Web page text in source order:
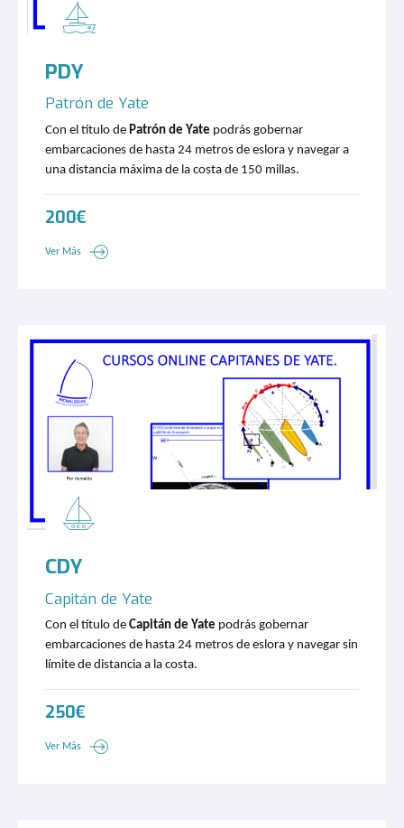
PDY
Patrón de Yate
Con el título de Patrón de Yate podrás gobernar
embarcaciones de hasta 24 metros de eslora y navegar a
una distancia máxima de la costa de 150 millas.
200€
Ver Más
CDY
Capitán de Yate
Con el título de Capitán de Yate podrás gobernar
embarcaciones de hasta 24 metros de eslora y navegar sin
límite de distancia a la costa.
250€
Ver Más